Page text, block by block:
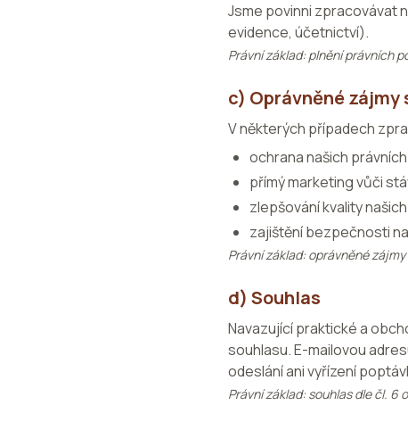
Jsme povinni zpracovávat
evidence, účetnictví).
Právní základ: plnění právních
c) Oprávněné zájmy
V některých případech
ochrana našich
přímý marketing vůči
zlepšování kvality
zajištění bezpečnosti
Právní základ: oprávněné
d) Souhlas
Navazující praktické a
souhlasu. E-mailovou
odeslání ani vyřízení
Právní základ: souhlas dle čl. 6